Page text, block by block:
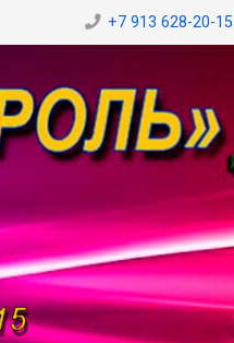
+7 913 628-20-15